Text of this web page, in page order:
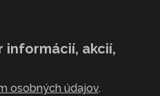
informácií, akcií,
osobných údajov.